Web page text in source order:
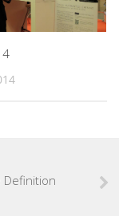
Definition